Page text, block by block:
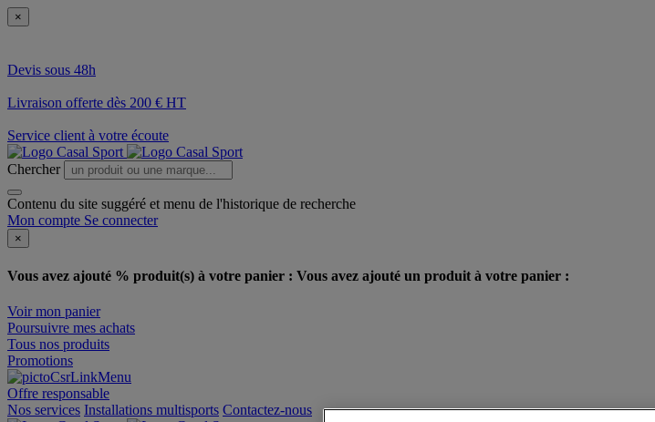
×
Devis sous 48h
Livraison offerte dès 200 € HT
Service client à votre écoute
Chercher
Contenu du site suggéré et menu de l'historique de recherche
Mon compte Se connecter
×
Vous avez ajouté % produit(s) à votre panier : Vous avez ajouté un produit à votre panier :
Voir mon panier
Poursuivre mes achats
Tous nos produits
Promotions
Offre responsable
Nos services Installations multisports Contactez-nous